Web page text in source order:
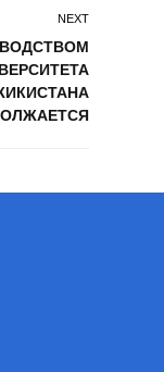
NEXT